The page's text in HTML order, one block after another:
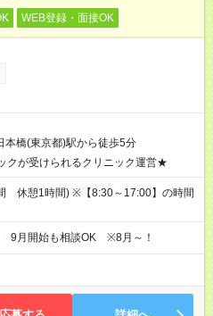
WEB登録・面接OK
本橋(東京都)駅から徒歩5分
クが受けられるクリニック運営★
休憩1時間) ※【8:30～17:00】の時間
9月開始も相談OK ※8月～！